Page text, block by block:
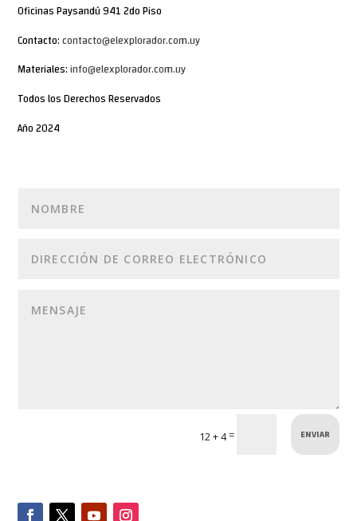
Oficinas Paysandú 941 2do Piso
Contacto:contacto@elexplorador.com.uy
Materiales:info@elexplorador.com.uy
Todos los Derechos Reservados
Año 2024
12 + 4= ENVIAR